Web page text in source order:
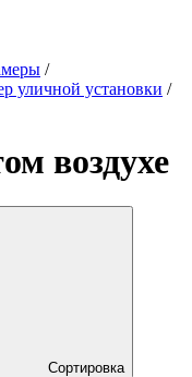
/
уличной установки /
воздухе
Сортировка